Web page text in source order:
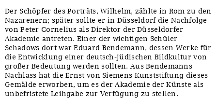
Der Schöpfer des Porträts, Wilhelm, zählte in Rom zu den
Nazarenern; später sollte er in Düsseldorf die Nachfolge
von Peter Cornelius als Direktor der Düsseldorfer
Akademie antreten. Einer der wichtigen Schüler
Schadows dort war Eduard Bendemann, dessen Werke für
die Entwicklung einer deutsch-jüdischen Bildkultur von
großer Bedeutung werden sollten. Aus Bendemanns
Nachlass hat die Ernst von Siemens Kunststiftung dieses
Gemälde erworben, um es der Akademie der Künste als
unbefristete Leihgabe zur Verfügung zu stellen.